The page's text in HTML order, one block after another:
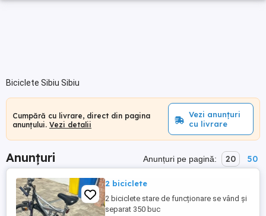
Biciclete Sibiu Sibiu
Cumpără cu livrare, direct din pagina
anunțului. Vezi detalii
Vezi anunțuri
cu livrare
Anunțuri Anunțuri pe pagină: 20 50
2 biciclete
2 biciclete stare de funcționare se vând și
separat 350 buc